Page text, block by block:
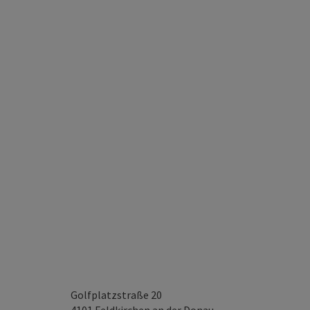
Golfplatzstraße 20